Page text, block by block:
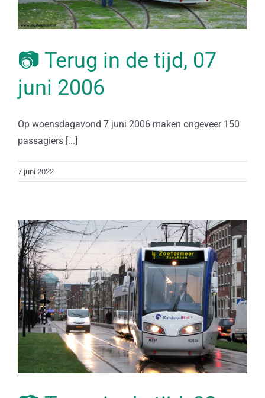
📷 Terug in de tijd, 07
juni 2006
Op woensdagavond 7 juni 2006 maken ongeveer 150
passagiers [...]
7 juni 2022